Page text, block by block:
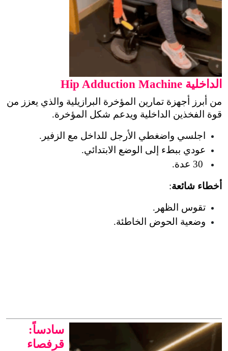
الداخلية Hip Adduction Machine
قوة الفخذين الداخلية ويدعم شكل المؤخرة.
اجلسي واضغطي الأرجل للداخل مع الزفير.
عودي ببطء إلى الوضع الابتدائي.
أخطاء شائعة:
تقوس الظهر.
وضعية الحوض الخاطئة.
سادساً:
قرفصاء